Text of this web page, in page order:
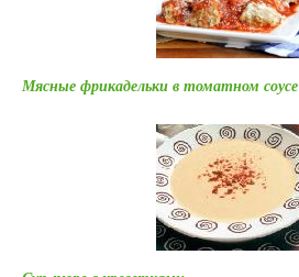
Мясные фрикадельки в томатном соусе